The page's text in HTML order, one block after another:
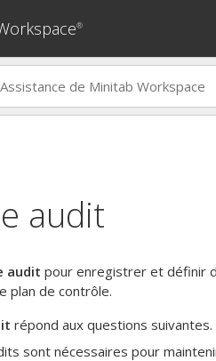
®
audit
audit pour enregistrer et définir
plan de contrôle.
répond aux questions suivantes.
sont nécessaires pour